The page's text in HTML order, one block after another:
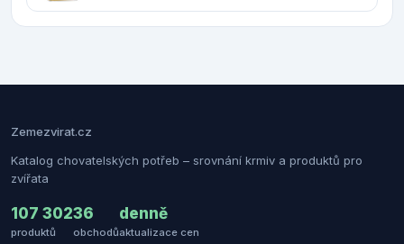
Zemezvirat.cz
Katalog chovatelských potřeb – srovnání krmiv a produktů pro
zvířata
107 302
produktů
36
obchodů
denně
aktualizace cen